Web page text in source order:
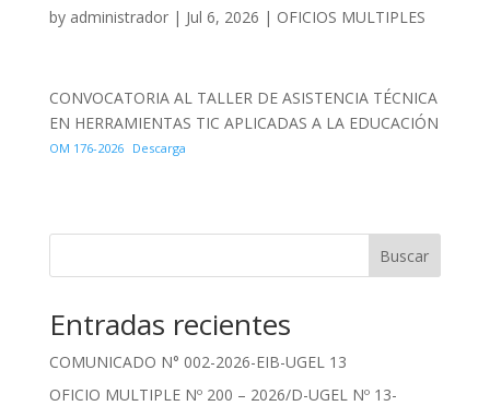
by administrador| Jul 6, 2026 | OFICIOS MULTIPLES
CONVOCATORIA AL TALLER DE ASISTENCIA TÉCNICA
EN HERRAMIENTAS TIC APLICADAS A LA EDUCACIÓN
OM 176-2026 Descarga
Buscar
Entradas recientes
COMUNICADO N° 002-2026-EIB-UGEL 13
OFICIO MULTIPLE Nº 200 – 2026/D-UGEL Nº 13-